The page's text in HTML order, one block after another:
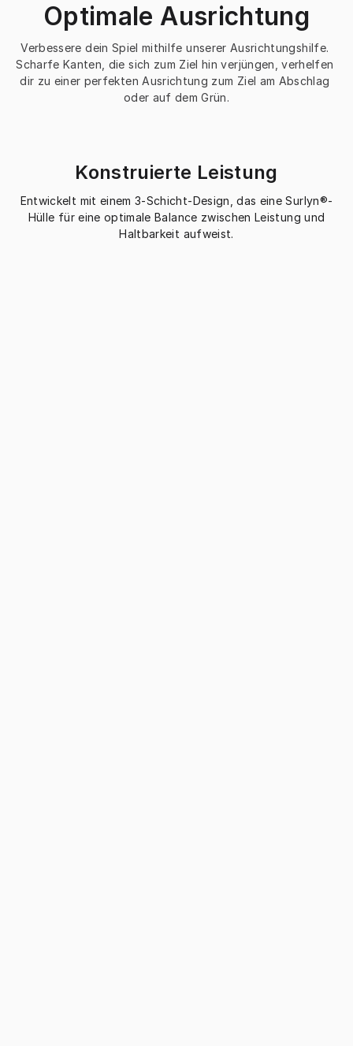
Optimale Ausrichtung
Verbessere dein Spiel mithilfe unserer Ausrichtungshilfe.
Scharfe Kanten, die sich zum Ziel hin verjüngen, verhelfen
dir zu einer perfekten Ausrichtung zum Ziel am Abschlag
oder auf dem Grün.
Konstruierte Leistung
Entwickelt mit einem 3-Schicht-Design, das eine Surlyn®-
Hülle für eine optimale Balance zwischen Leistung und
Haltbarkeit aufweist.